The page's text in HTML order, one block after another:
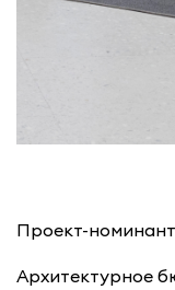
Проект-
Архитектурное